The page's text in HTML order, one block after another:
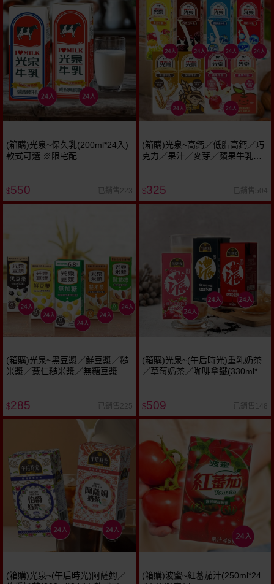
(箱購)光泉~保久乳(200ml*24入)
款式可選 ※限宅配
$550 已銷售223
(箱購)光泉~高鈣／低脂高鈣／巧
克力／果汁／麥芽／蘋果牛乳
$325 已銷售504
(箱購)光泉~黑豆漿／鮮豆漿／糙
米漿／薏仁糙米漿／無糖豆漿
$285 已銷售225
(箱購)光泉~(午后時光)重乳奶茶
／草莓奶茶／咖啡拿鐵(330ml*24
$509 已銷售148
(箱購)光泉~(午后時光)阿薩姆／
(箱購)波蜜~紅蕃茄汁(250ml*24